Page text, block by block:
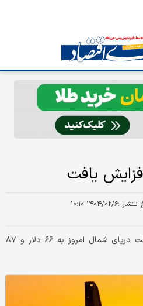
یافت
انتشار :۱۴۰۴/۰۲/۶ ۱۰:۱۰
قیمت هر بشکه نفت برنت دریای شمال امروز به ۶۶ دلار و ۸۷